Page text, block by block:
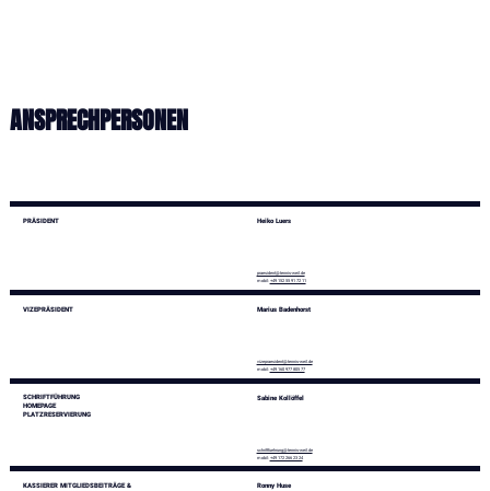
ANSPRECHPERSONEN
PRÄSIDENT
praesident@tennis-weil.de
mobil: +49 152 55 91 72 11
Heiko Luers
VIZEPRÄSIDENT
vizepraesident@tennis-weil.de
mobil: +49 160 977 805 77
Marius Badenhorst
SCHRIFTFÜHRUNG
HOMEPAGE
PLATZRESERVIERUNG
schriftfuehrung@tennis-weil.de
mobil: +49 172 266 23 24
Sabine Kollöffel
KASSIERER MITGLIEDSBEITRÄGE &
Ronny Huse